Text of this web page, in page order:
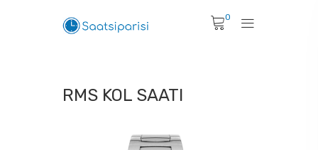
0
RMS KOL SAATI